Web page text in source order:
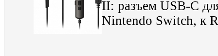
II: разъем USB-C
Nintendo Switch, к